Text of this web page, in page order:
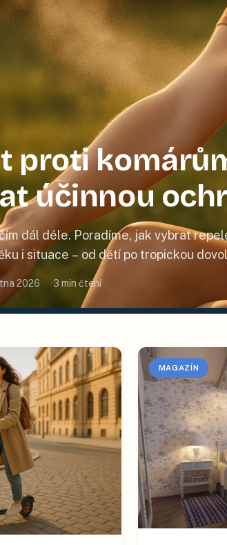
proti
účinnou
dál déle. Poradíme, jak vybrat
i situace – od dětí po tropickou
2026 3 min čtení
MAGAZÍN